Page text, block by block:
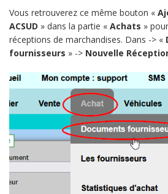
Vous retrouverez ce même bouton «
ACSUD » dans la partie « Achats »
réceptions de marchandises. Dans -> «
fournisseurs » -> Nouvelle